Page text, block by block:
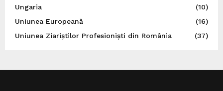
Ungaria
(10)
Uniunea Europeană
(16)
Uniunea Ziariștilor Profesioniști din România
(37)